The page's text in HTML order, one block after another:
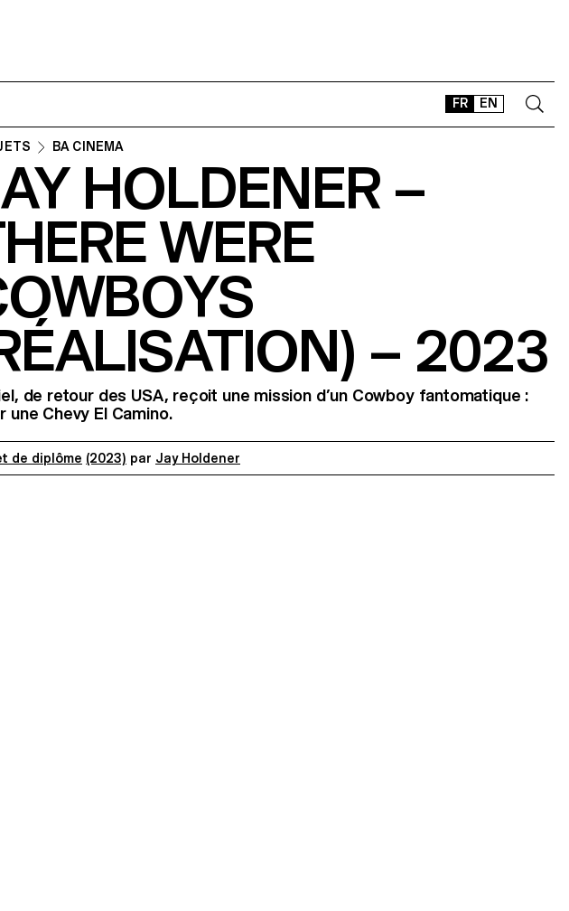
FR EN
SHOP
BA CINEMA
HOLDENER –
WERE
– 2023
de retour des USA, reçoit une mission d’un Cowboy fantomatique :
une Chevy El Camino.
de diplôme (2023) par Jay Holdener